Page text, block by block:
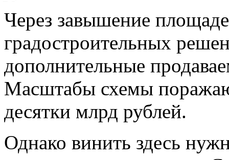
Через завышение
градостроительных
дополнительные
Масштабы схемы
десятки млрд рублей.
Однако винить здесь